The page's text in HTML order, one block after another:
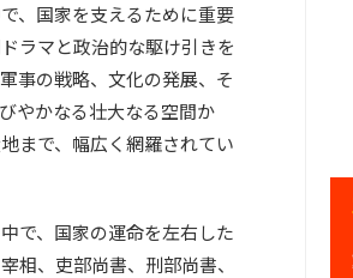
、国家を支えるために重要
ラマと政治的な駆け引きを
事の戦略、文化の発展、そ
やかなる壮大なる空間か
まで、幅広く網羅されてい
で、国家の運命を左右した
相、吏部尚書、刑部尚書、